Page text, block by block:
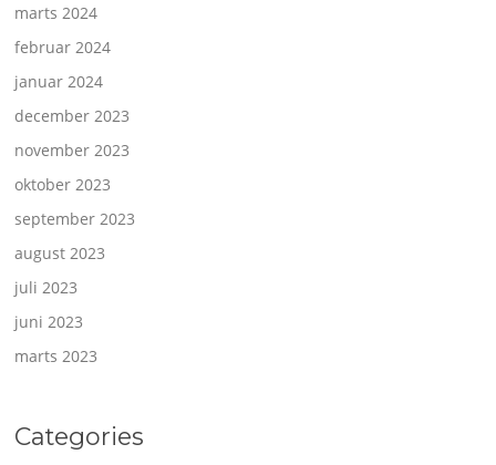
marts 2024
februar 2024
januar 2024
december 2023
november 2023
oktober 2023
september 2023
august 2023
juli 2023
juni 2023
marts 2023
Categories